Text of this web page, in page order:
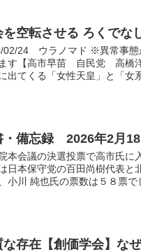
を空転させる ろくでな
02/24 ウラノマド ※異常事態
す【高市早苗 自民党 高橋
出てくる「女性天皇」と「女
・備忘録 2026年2月
本会議の決選投票で高市氏に
日本保守党の百田尚樹代表
小川 純也氏の票数は５８票で
な存在【創価学会】な